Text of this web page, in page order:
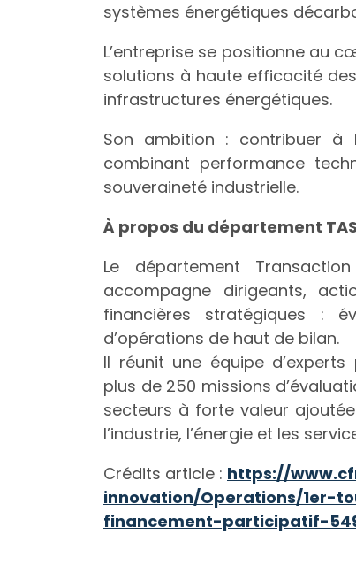
systèmes énergétiques
L’entreprise se positionne au
solutions à haute efficacité
infrastructures énergétiques.
Son ambition : contribuer à
combinant performance
souveraineté industrielle.
À propos du département
Le département
accompagne dirigeants,
financières stratégiques :
d’opérations de haut de bilan.
Il réunit une équipe
plus de 250 missions
secteurs à forte valeur
l’industrie, l’énergie et les
Crédits article : https://
innovation/Operations/1er-
financement-participatif-